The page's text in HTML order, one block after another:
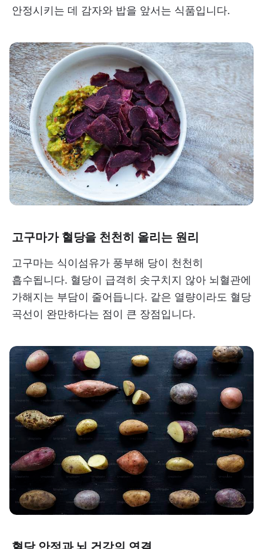
안정시키는 데 감자와 밥을 앞서는 식품입니다.
고구마가 혈당을 천천히 올리는 원리
고구마는 식이섬유가 풍부해 당이 천천히
흡수됩니다. 혈당이 급격히 솟구치지 않아 뇌혈관에
가해지는 부담이 줄어듭니다. 같은 열량이라도 혈당
곡선이 완만하다는 점이 큰 장점입니다.